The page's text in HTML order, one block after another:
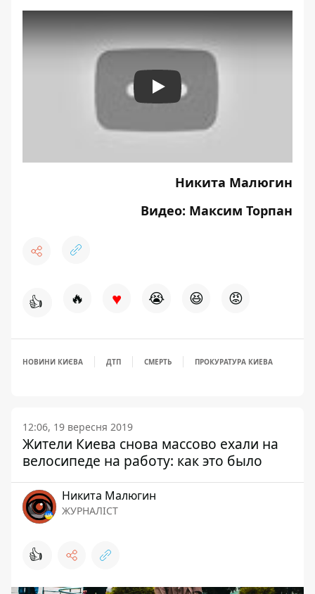
Play
Никита Малюгин
Видео: Максим Торпан
👍 🔥 ♥ 😭 😆 😡
НОВИНИ КИЄВА ДТП СМЕРТЬ ПРОКУРАТУРА КИЕВА
12:06, 19 вересня 2019
Жители Киева снова массово ехали на
велосипеде на работу: как это было
Никита Малюгин
ЖУРНАЛІСТ
👍